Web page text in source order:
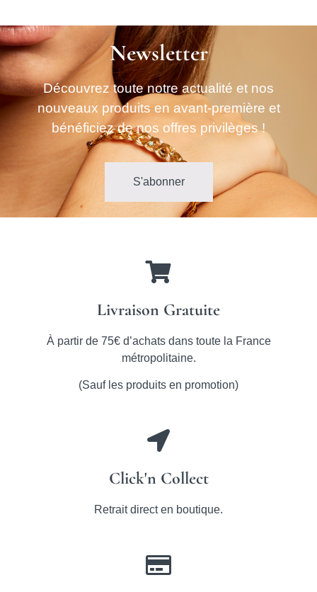
Newsletter
Découvrez toute notre actualité et nos
nouveaux produits en avant-première et
bénéficiez de nos offres privilèges !
S'abonner
Livraison Gratuite
À partir de 75€ d’achats dans toute la France
métropolitaine.
(Sauf les produits en promotion)
Click'n Collect
Retrait direct en boutique.